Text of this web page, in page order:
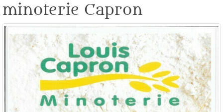
minoterie Capron